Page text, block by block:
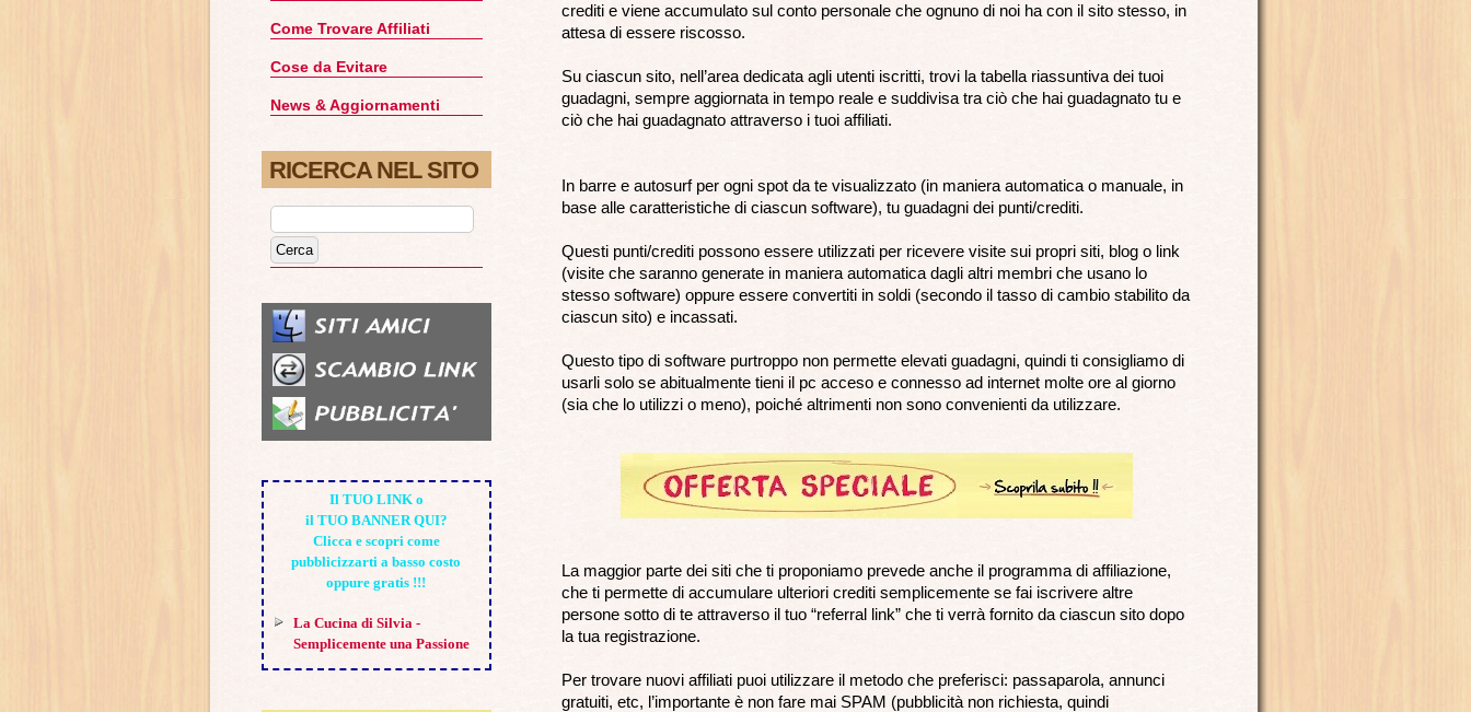
Come Trovare Affiliati
Cose da Evitare
News & Aggiornamenti
RICERCA NEL SITO
Il TUO LINK o
il TUO BANNER QUI?
Clicca e scopri come
pubblicizzarti a basso costo
oppure gratis !!!
La Cucina di Silvia -
Semplicemente una Passione
crediti e viene accumulato sul conto personale che ognuno di noi ha con il sito stesso, in
attesa di essere riscosso.
Su ciascun sito, nell’area dedicata agli utenti iscritti, trovi la tabella riassuntiva dei tuoi
guadagni, sempre aggiornata in tempo reale e suddivisa tra ciò che hai guadagnato tu e
ciò che hai guadagnato attraverso i tuoi affiliati.
In barre e autosurf per ogni spot da te visualizzato (in maniera automatica o manuale, in
base alle caratteristiche di ciascun software), tu guadagni dei punti/crediti.
Questi punti/crediti possono essere utilizzati per ricevere visite sui propri siti, blog o link
(visite che saranno generate in maniera automatica dagli altri membri che usano lo
stesso software) oppure essere convertiti in soldi (secondo il tasso di cambio stabilito da
ciascun sito) e incassati.
Questo tipo di software purtroppo non permette elevati guadagni, quindi ti consigliamo di
usarli solo se abitualmente tieni il pc acceso e connesso ad internet molte ore al giorno
(sia che lo utilizzi o meno), poiché altrimenti non sono convenienti da utilizzare.
La maggior parte dei siti che ti proponiamo prevede anche il programma di affiliazione,
che ti permette di accumulare ulteriori crediti semplicemente se fai iscrivere altre
persone sotto di te attraverso il tuo “referral link” che ti verrà fornito da ciascun sito dopo
la tua registrazione.
Per trovare nuovi affiliati puoi utilizzare il metodo che preferisci: passaparola, annunci
gratuiti, etc, l’importante è non fare mai SPAM (pubblicità non richiesta, quindi